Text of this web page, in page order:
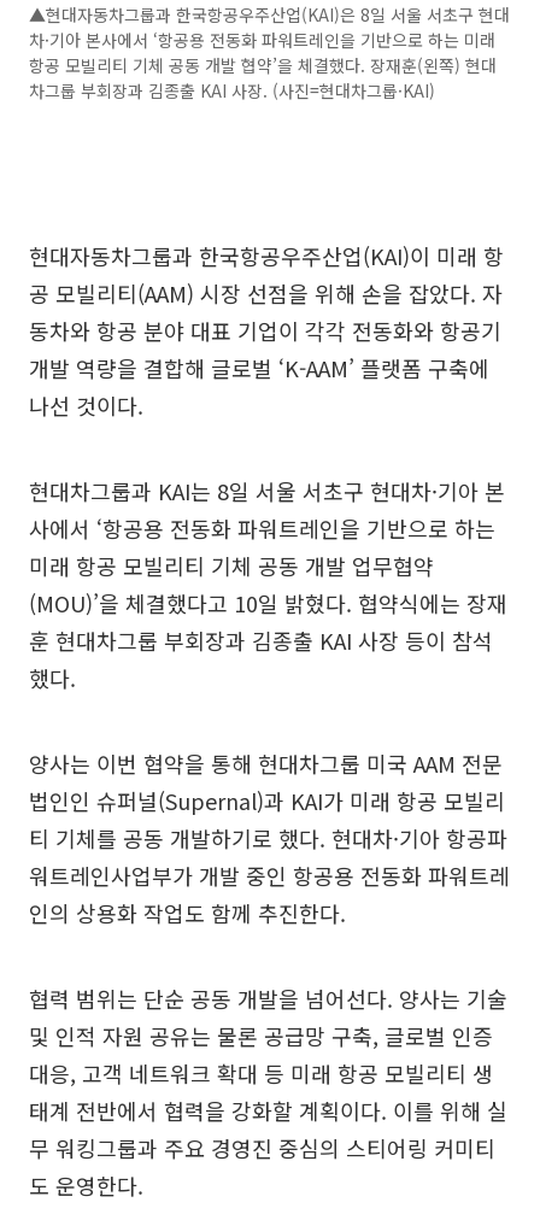
▲현대자동차그룹과 한국항공우주산업(KAI)은 8일 서울 서초구 현대
차·기아 본사에서 ‘항공용 전동화 파워트레인을 기반으로 하는 미래
항공 모빌리티 기체 공동 개발 협약’을 체결했다. 장재훈(왼쪽) 현대
차그룹 부회장과 김종출 KAI 사장. (사진=현대차그룹·KAI)
현대자동차그룹과 한국항공우주산업(KAI)이 미래 항
공 모빌리티(AAM) 시장 선점을 위해 손을 잡았다. 자
동차와 항공 분야 대표 기업이 각각 전동화와 항공기
개발 역량을 결합해 글로벌 ‘K-AAM’ 플랫폼 구축에
나선 것이다.
현대차그룹과 KAI는 8일 서울 서초구 현대차·기아 본
사에서 ‘항공용 전동화 파워트레인을 기반으로 하는
미래 항공 모빌리티 기체 공동 개발 업무협약
(MOU)’을 체결했다고 10일 밝혔다. 협약식에는 장재
훈 현대차그룹 부회장과 김종출 KAI 사장 등이 참석
했다.
양사는 이번 협약을 통해 현대차그룹 미국 AAM 전문
법인인 슈퍼널(Supernal)과 KAI가 미래 항공 모빌리
티 기체를 공동 개발하기로 했다. 현대차·기아 항공파
워트레인사업부가 개발 중인 항공용 전동화 파워트레
인의 상용화 작업도 함께 추진한다.
협력 범위는 단순 공동 개발을 넘어선다. 양사는 기술
및 인적 자원 공유는 물론 공급망 구축, 글로벌 인증
대응, 고객 네트워크 확대 등 미래 항공 모빌리티 생
태계 전반에서 협력을 강화할 계획이다. 이를 위해 실
무 워킹그룹과 주요 경영진 중심의 스티어링 커미티
도 운영한다.